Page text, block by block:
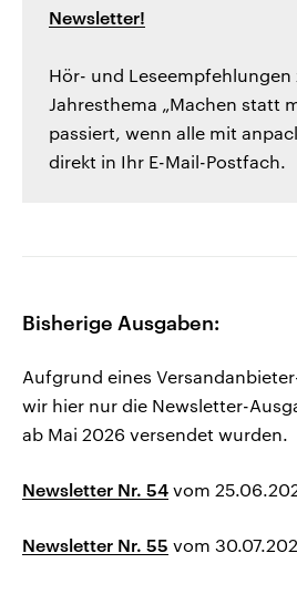
Newsletter!
Hör- und Leseempfehlungen
Jahresthema „Machen statt
passiert, wenn alle mit
direkt in Ihr E-Mail-Postfach.
Bisherige Ausgaben:
Aufgrund eines
wir hier nur die Newsletter-
ab Mai 2026 versendet wurden.
Newsletter Nr. 54 vom
Newsletter Nr. 55 vom